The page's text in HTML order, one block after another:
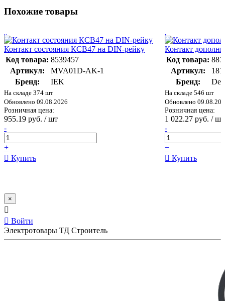
Похожие товары
Контакт состояния КСВ47 на DIN-рейку
Код товара: 8539457
Артикул:
MVA01D-AK-1
Бренд:
IEK
На складе 374 шт
Обновлено 09.08.2026
Розничная цена:
955.19 руб. / шт
-
+
Купить
Контакт
Код товара:
Артикул:
Бренд:
На складе 546 шт
Обновлено
Розничная цена:
1 022.27 руб. / шт
-
+
Купить
×
Войти
Электротовары ТД Строитель